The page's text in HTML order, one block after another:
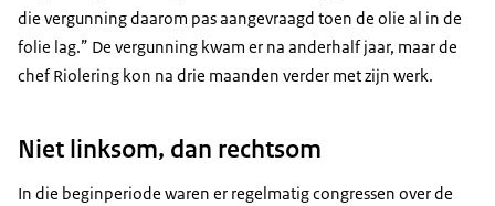
die vergunning daarom pas aangevraagd toen de olie al in de
folie lag.” De vergunning kwam er na anderhalf jaar, maar de
chef Riolering kon na drie maanden verder met zijn werk.
Niet linksom, dan rechtsom
In die beginperiode waren er regelmatig congressen over de